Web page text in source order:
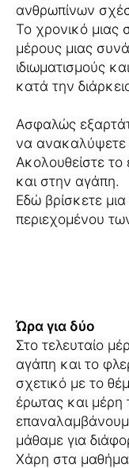
ανθρωπίνων
Το χρονικό μιας
μέρους μιας
ιδιωματισμούς
κατά την
Ασφαλώς
να ανακαλύψετε
Ακολουθείστε
και στην αγάπη.
Εδώ βρίσκετε
περιεχομένου
Ώρα για δύο
Στο τελευταίο
αγάπη και το
σχετικό με το
έρωτας και μέρη
μάθαμε για
Χάρη στα